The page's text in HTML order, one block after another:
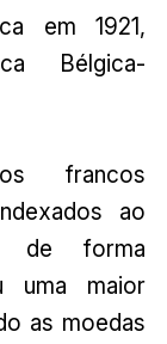
em 1921,
Bélgica-
francos
ao
de forma
uma maior
as moedas